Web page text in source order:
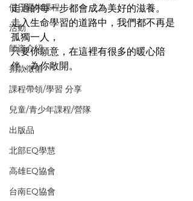
假日週末課程
活動
師資介紹
捐款徵信
課程帶領/學習 分享
兒童/青少年課程/營隊
出版品
北部EQ學慧
高雄EQ協會
台南EQ協會
走過的每一步都會成為美好的滋養。
走入生命學習的道路中，我們都不再是
孤獨一人，
只要你願意，在這裡有很多的暖心陪
伴，為你敞開。